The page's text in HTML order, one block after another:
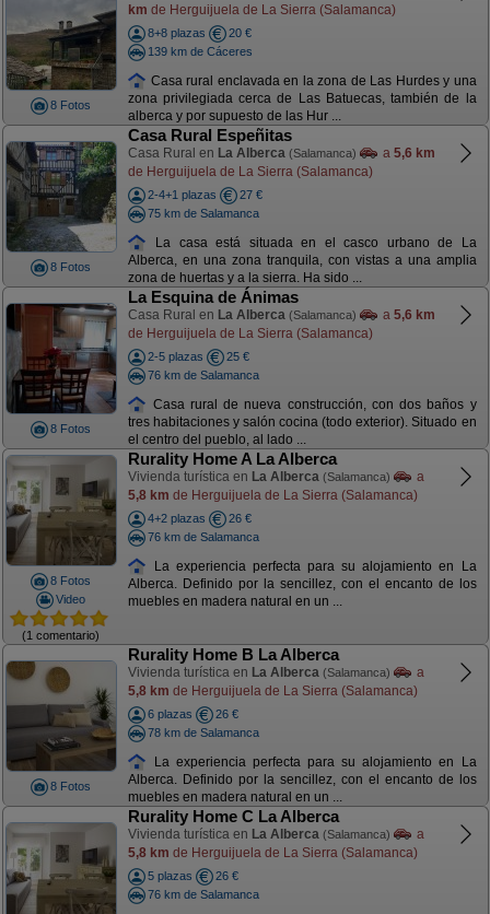
8 Fotos
km de Herguijuela de La Sierra (Salamanca)
8+8 plazas
20 €
139 km de Cáceres
Casa rural enclavada en la zona de Las Hurdes y una
zona privilegiada cerca de Las Batuecas, también de la
alberca y por supuesto de las Hur ...
8 Fotos
Casa Rural Espeñitas
Casa Rural en La Alberca (Salamanca) a 5,6 km
de Herguijuela de La Sierra (Salamanca)
2-4+1 plazas
27 €
75 km de Salamanca
La casa está situada en el casco urbano de La
Alberca, en una zona tranquila, con vistas a una amplia
zona de huertas y a la sierra. Ha sido ...
8 Fotos
La Esquina de Ánimas
Casa Rural en La Alberca (Salamanca) a 5,6 km
de Herguijuela de La Sierra (Salamanca)
2-5 plazas
25 €
76 km de Salamanca
Casa rural de nueva construcción, con dos baños y
tres habitaciones y salón cocina (todo exterior). Situado en
el centro del pueblo, al lado ...
8 Fotos
Video
(1 comentario)
Rurality Home A La Alberca
Vivienda turística en La Alberca (Salamanca)
a
5,8 km de Herguijuela de La Sierra (Salamanca)
4+2 plazas
26 €
76 km de Salamanca
La experiencia perfecta para su alojamiento en La
Alberca. Definido por la sencillez, con el encanto de los
muebles en madera natural en un ...
8 Fotos
Rurality Home B La Alberca
Vivienda turística en La Alberca (Salamanca)
a
5,8 km de Herguijuela de La Sierra (Salamanca)
6 plazas
26 €
78 km de Salamanca
La experiencia perfecta para su alojamiento en La
Alberca. Definido por la sencillez, con el encanto de los
muebles en madera natural en un ...
Rurality Home C La Alberca
Vivienda turística en La Alberca (Salamanca)
a
5,8 km de Herguijuela de La Sierra (Salamanca)
5 plazas
26 €
76 km de Salamanca